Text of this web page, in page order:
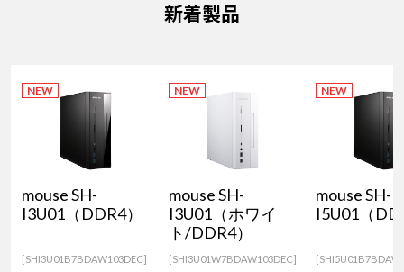
新着製品
NEW
mouse SH-
I3U01（DDR4）
[SHI3U01B7BDAW103DEC]
NEW
mouse SH-
I3U01（ホワイ
ト/DDR4）
[SHI3U01W7BDAW103DEC]
NEW
mouse SH-
I5U01（